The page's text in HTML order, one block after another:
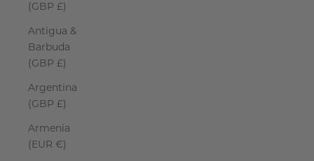
(GBP £)
Antigua &
Barbuda
(GBP £)
Argentina
(GBP £)
Armenia
(EUR €)